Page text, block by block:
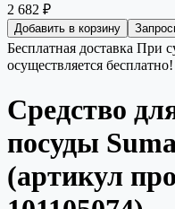
2 682 ₽
Добавить в корзину
Бесплатная доставка При
осуществляется бесплатно!
Средство
посуды
(артикул